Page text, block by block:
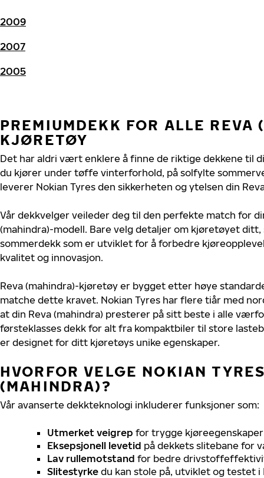
2009
2007
2005
PREMIUMDEKK FOR ALLE REVA
KJØRETØY
Det har aldri vært enklere å finne de riktige dekkene til
du kjører under tøffe vinterforhold, på solfylte
leverer Nokian Tyres den sikkerheten og ytelsen din
Vår dekkvelger veileder deg til den perfekte match for
(mahindra)-modell. Bare velg detaljer om kjøretøyet
sommerdekk som er utviklet for å forbedre
kvalitet og innovasjon.
Reva (mahindra)-kjøretøy er bygget etter høye
matche dette kravet. Nokian Tyres har flere tiår med
at din Reva (mahindra) presterer på sitt beste i alle
førsteklasses dekk for alt fra kompaktbiler til store
er designet for ditt kjøretøys unike egenskaper.
HVORFOR VELGE NOKIAN
(MAHINDRA)?
Vår avanserte dekkteknologi inkluderer funksjoner som:
Utmerket veigrep for trygge
Eksepsjonell levetid på dekkets slitebane for
Lav rullemotstand for bedre
Slitestyrke du kan stole på, utviklet og testet i